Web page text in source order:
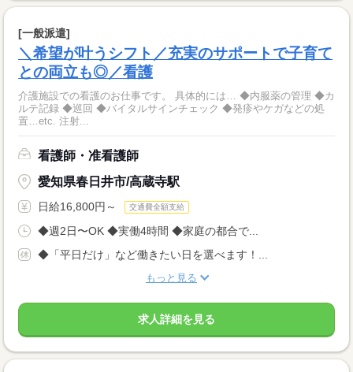
[一般派遣]
＼希望が叶うシフト／充実のサポートで子育て
との両立も◎／看護
介護施設での看護のお仕事です。 具体的には… ◆内服薬の管理 ◆カ
ルテ記録 ◆巡回 ◆バイタルサインチェック ◆発疹やケガなどの処
置…etc. 注射...
看護師・准看護師
愛知県春日井市/高蔵寺駅
日給16,800円～ 交通費全額支給
◆週2日〜OK ◆実働4時間 ◆家庭の都合で...
◆「平日だけ」など働きたい日を選べます！...
もっと見る
求人詳細を見る